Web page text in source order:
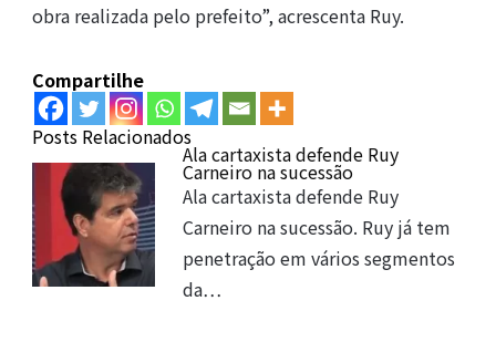
obra realizada pelo prefeito”, acrescenta Ruy.
Compartilhe
Posts Relacionados
Ala cartaxista defende Ruy
Carneiro na sucessão
Ala cartaxista defende Ruy
Carneiro na sucessão. Ruy já tem
penetração em vários segmentos
da…